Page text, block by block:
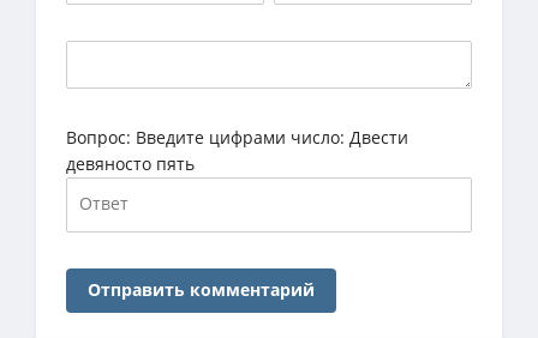
Вопрос: Введите цифрами число: Двести
девяносто пять
Отправить комментарий